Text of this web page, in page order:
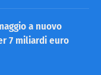
a nuovo
7 miliardi euro